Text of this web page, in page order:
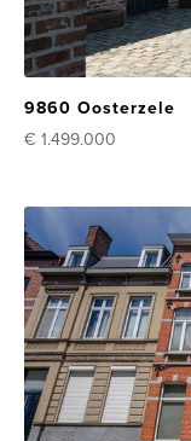
9860 Oosterzele
€ 1.499.000